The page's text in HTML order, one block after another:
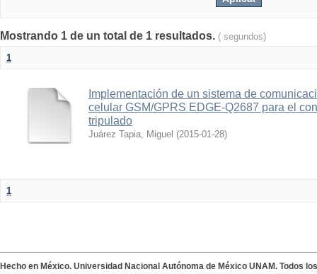
Mostrando 1 de un total de 1 resultados. ( segundos)
1
Implementación de un sistema de
celular GSM/GPRS EDGE-Q2687 para el
tripulado
Juárez Tapia, Miguel (2015-01-28)
1
Hecho en México. Universidad Nacional Autónoma de México UNAM. Todos